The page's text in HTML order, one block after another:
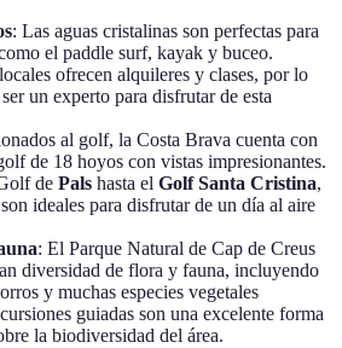
: Las aguas cristalinas son perfectas para
el paddle surf, kayak y buceo.
ofrecen alquileres y clases, por lo
un experto para disfrutar de esta
al golf, la Costa Brava cuenta con
de 18 hoyos con vistas impresionantes.
de Pals hasta el Golf Santa Cristina,
ideales para disfrutar de un día al aire
: El Parque Natural de Cap de Creus
diversidad de flora y fauna, incluyendo
y muchas especies vegetales
guiadas son una excelente forma
la biodiversidad del área.